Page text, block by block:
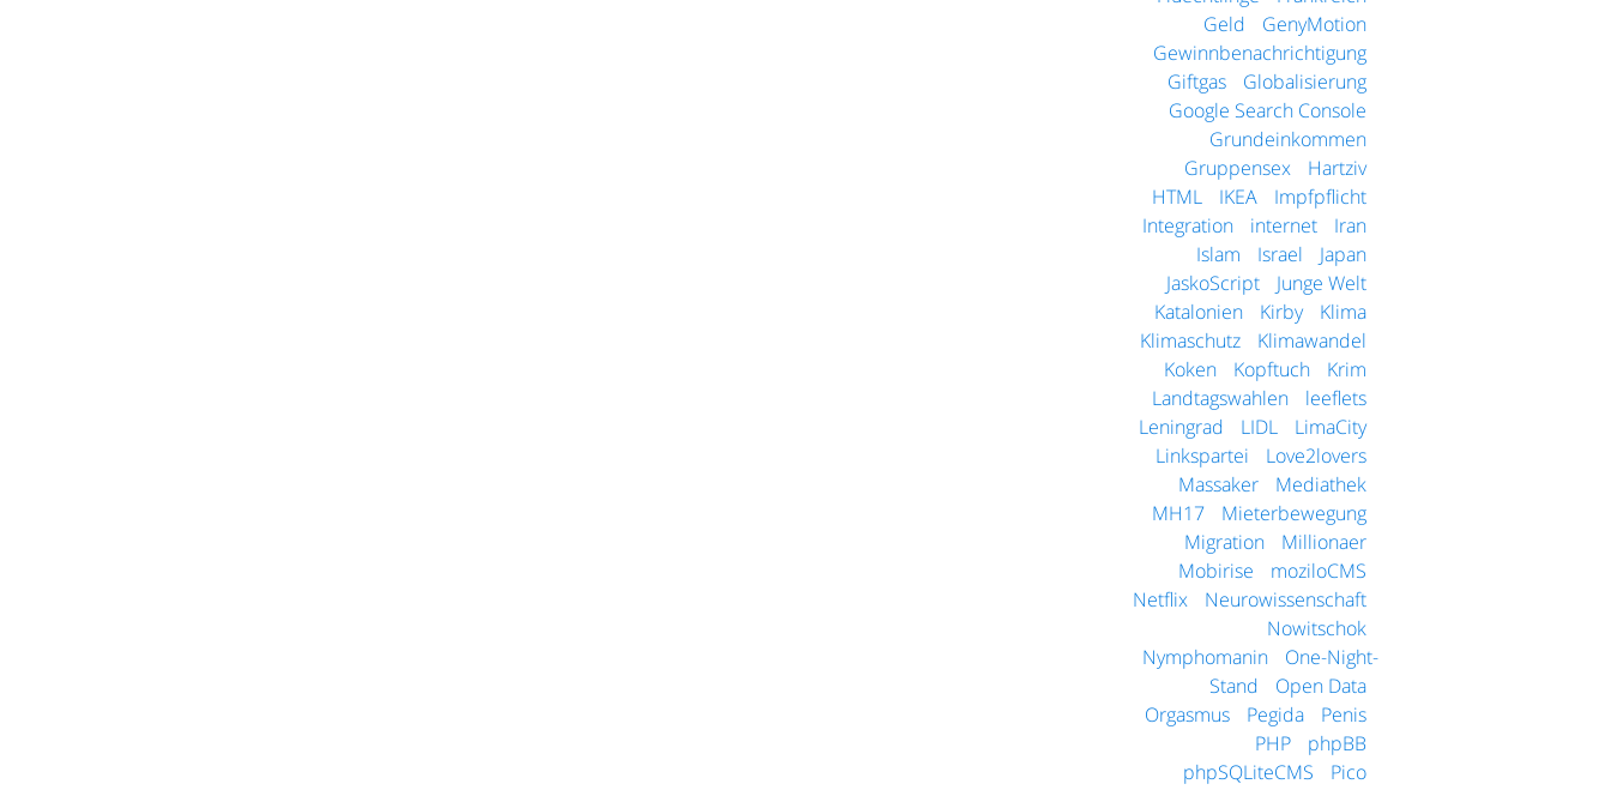
Geld
GenyMotion
Gewinnbenachrichtigung
Giftgas
Globalisierung
Google Search Console
Grundeinkommen
Gruppensex
Hartziv
HTML
IKEA
Impfpflicht
Integration
internet
Iran
Islam
Israel
Japan
JaskoScript
Junge Welt
Katalonien
Kirby
Klima
Klimaschutz
Klimawandel
Koken
Kopftuch
Krim
Landtagswahlen
leeflets
Leningrad
LIDL
LimaCity
Linkspartei
Love2lovers
Massaker
Mediathek
MH17
Mieterbewegung
Migration
Millionaer
Mobirise
moziloCMS
Netflix
Neurowissenschaft
Nowitschok
Nymphomanin
One-Night-
Stand
Open Data
Orgasmus
Pegida
Penis
PHP
phpBB
phpSQLiteCMS
Pico